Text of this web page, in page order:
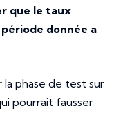
que le taux
donnée a
la phase de test sur
pourrait fausser